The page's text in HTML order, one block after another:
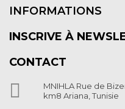
INFORMATIONS
INSCRIVE À
CONTACT

MNIHLA Rue de
km8 Ariana, Tunisie